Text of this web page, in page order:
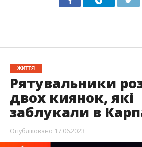
ЖИТТЯ
Рятувальники
двох киянок, які
заблукали в
Опубліковано 17.06.2023